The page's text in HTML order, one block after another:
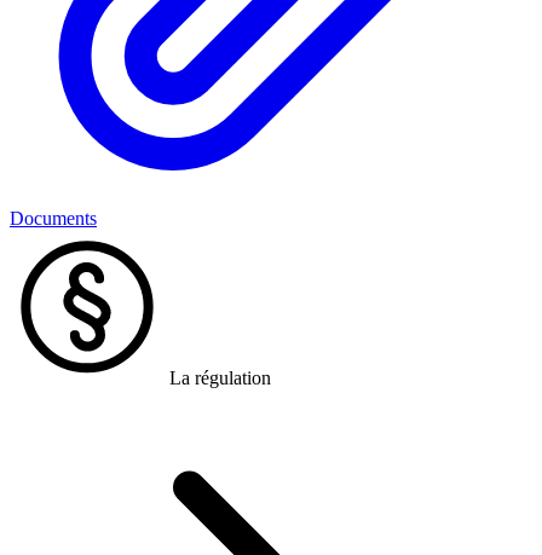
Documents
La régulation